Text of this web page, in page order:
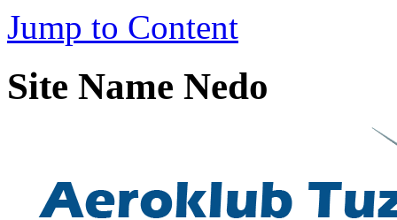
Jump to Content
Site Name Nedo